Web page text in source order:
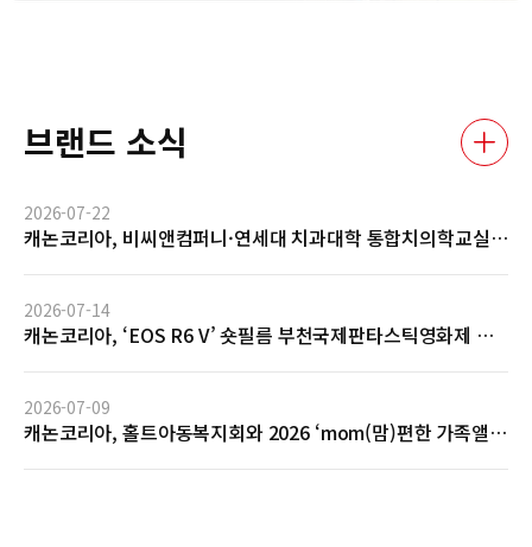
브랜드 소식
2026-07-22
캐논코리아, 비씨앤컴퍼니·연세대 치과대학 통합치의학교실
2026-07-14
캐논코리아, ‘EOS R6 V’ 숏필름 부천국제판타스틱영화제 공
2026-07-09
캐논코리아, 홀트아동복지회와 2026 ‘mom(맘)편한 가족앨